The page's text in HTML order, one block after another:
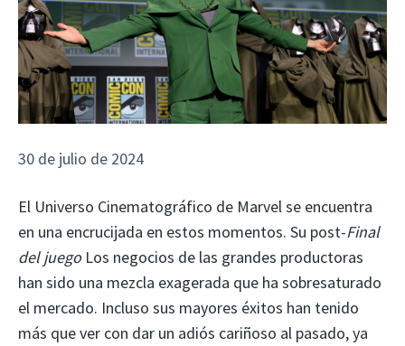
30 de julio de 2024
El Universo Cinematográfico de Marvel se encuentra
en una encrucijada en estos momentos. Su post-Final
del juegoLos negocios de las grandes productoras
han sido una mezcla exagerada que ha sobresaturado
el mercado. Incluso sus mayores éxitos han tenido
más que ver con dar un adiós cariñoso al pasado, ya